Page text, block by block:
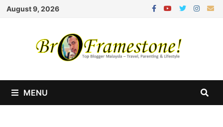
Skip
August 9, 2026
MENU